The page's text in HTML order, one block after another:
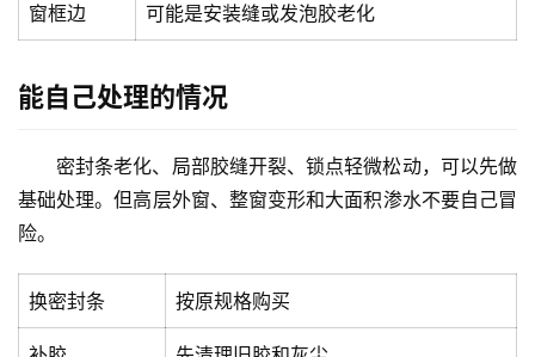
页
窗框边 可能是安装缝或发泡胶老化
能自己处理的情况
密封条老化、局部胶缝开裂、锁点轻微松动，可以先做
基础处理。但高层外窗、整窗变形和大面积渗水不要自己冒
险。
换密封条 按原规格购买